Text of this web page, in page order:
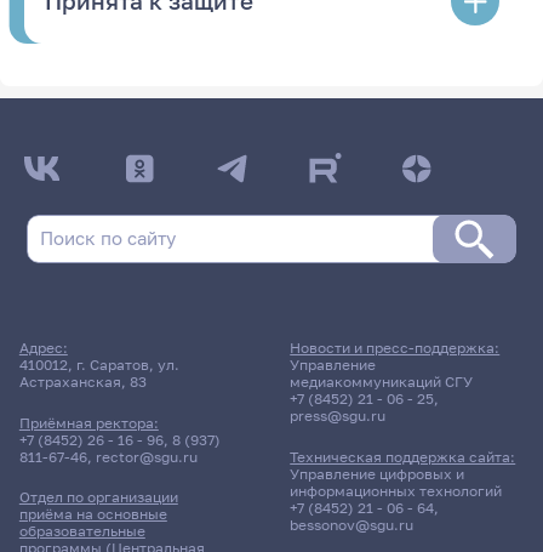
Адрес:
410012, г. Саратов, ул.
Астраханская, 83
Приёмная ректора:
+7 (8452) 26 - 16 - 96, 8 (937)
811-67-46, rector@sgu.ru
Отдел по организации
приёма на основные
образовательные
программы (Центральная
Новости и пресс-поддержка:
Управление
медиакоммуникаций СГУ
+7 (8452) 21 - 06 - 25,
press@sgu.ru
Техническая поддержка сайта:
Управление цифровых и
информационных технологий
+7 (8452) 21 - 06 - 64,
bessonov@sgu.ru